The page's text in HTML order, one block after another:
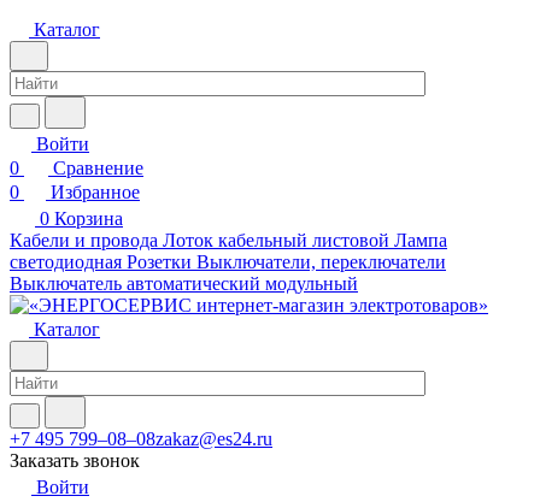
Каталог
Войти
0
Сравнение
0
Избранное
0 Корзина
Кабели и провода Лоток кабельный листовой Лампа
светодиодная Розетки Выключатели, переключатели
Выключатель автоматический модульный
Каталог
+7 495 799–08–08zakaz@es24.ru
Заказать звонок
Войти